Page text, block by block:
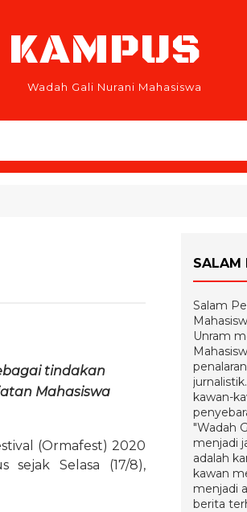
Wadah Gali Nurani Mahasiswa
tindakan
Mahasiswa
(Ormafest) 2020
Selasa (17/8),
SALAM
Salam
Unram
kawan-
"Wadah
menjadi
adalah
kawan
menjadi
berita